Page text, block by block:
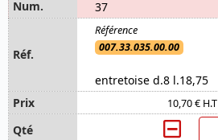
37
007.33.035.00.00
entretoise d.8 l.18,75
10,70 € H.T